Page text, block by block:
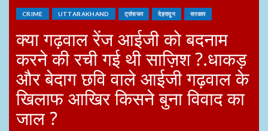
CRIME UTTARAKHAND ट्रांसफर देहरादून सरकार
क्या गढ़वाल रेंज आईजी को बदनाम
करने की रची गई थी साज़िश ?.धाकड़
और बेदाग छवि वाले आईजी गढ़वाल के
खिलाफ आखिर किसने बुना विवाद का
जाल ?